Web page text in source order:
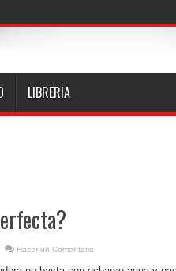
LIBRERIA
Hacer un Comentario